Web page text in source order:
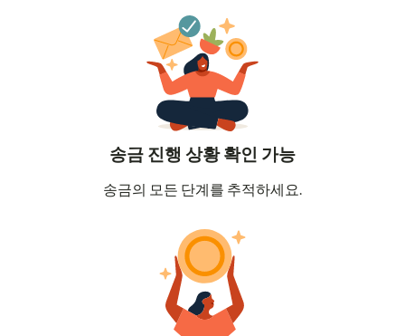
송금 진행 상황 확인 가능
송금의 모든 단계를 추적하세요.